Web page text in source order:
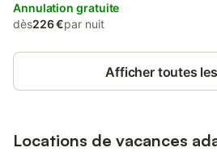
Annulation gratuite
dès226 €par nuit
Afficher toutes
Locations de vacances